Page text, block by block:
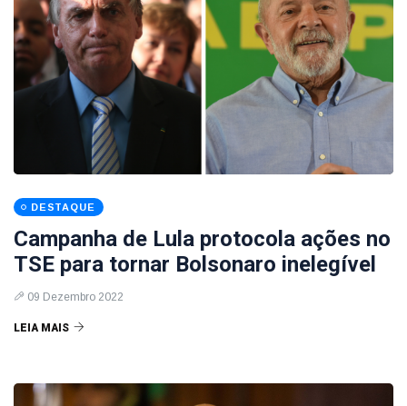
DESTAQUE
Campanha de Lula protocola ações no
TSE para tornar Bolsonaro inelegível
09 Dezembro 2022
LEIA MAIS